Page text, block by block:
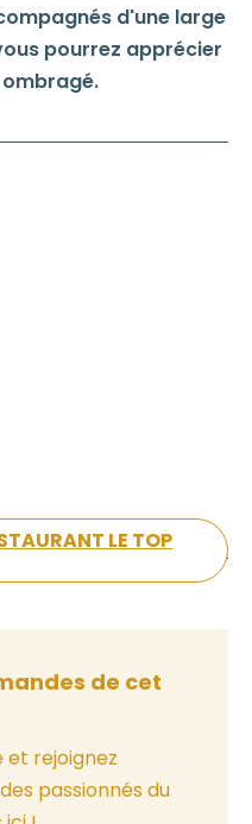
d'une large
pourrez apprécier
LE TOP
de cet
et rejoignez
passionnés du